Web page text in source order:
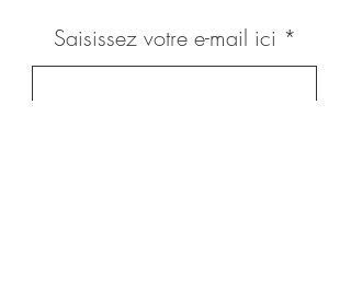
Saisissez votre e-mail ici